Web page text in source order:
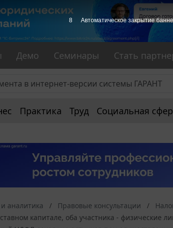
Демо Семинары Стать
Практика Труд Социальная
аналитика Правовые консультации
капитале, оба участника - физические
8 Автоматическое закрытие